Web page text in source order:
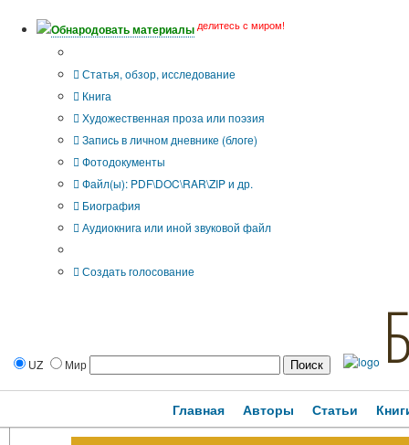
Обнародовать материалы делитесь с миром!
Статья, обзор, исследование
Книга
Художественная проза или поэзия
Запись в личном дневнике (блоге)
Фотодокументы
Файл(ы): PDF\DOC\RAR\ZIP и др.
Биография
Аудиокнига или иной звуковой файл
Создать голосование
UZ Мир
Главная Авторы Статьи